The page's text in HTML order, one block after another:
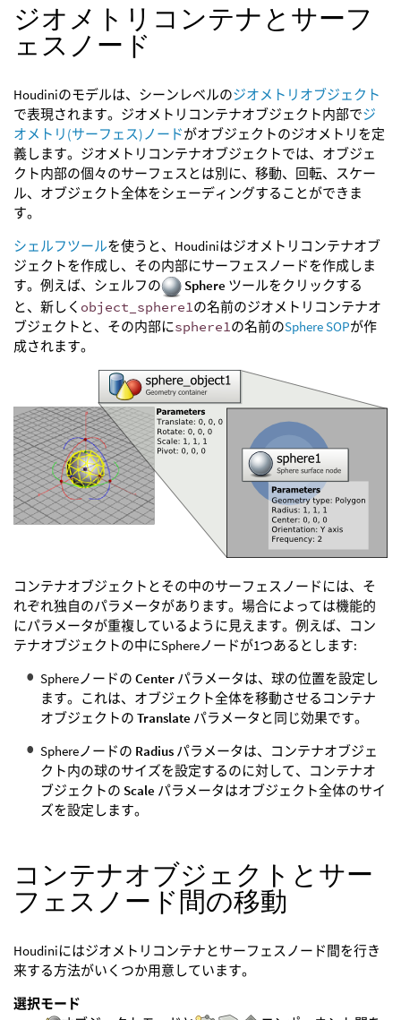
ジオメトリコンテナとサーフ
ェスノード
Houdiniのモデルは、シーンレベルのジオメトリオブジェクト
で表現されます。ジオメトリコンテナオブジェクト内部でジ
オメトリ(サーフェス)ノードがオブジェクトのジオメトリを定
義します。ジオメトリコンテナオブジェクトでは、オブジェ
クト内部の個々のサーフェスとは別に、移動、回転、スケー
ル、オブジェクト全体をシェーディングすることができま
す。
シェルフツールを使うと、Houdiniはジオメトリコンテナオブ
ジェクトを作成し、その内部にサーフェスノードを作成しま
す。例えば、シェルフの
Sphere ツールをクリックする
と、新しく object_sphere1 の名前のジオメトリコンテナオ
ブジェクトと、その内部にsphere1 の名前のSphere SOPが作
成されます。
コンテナオブジェクトとその中のサーフェスノードには、そ
れぞれ独自のパラメータがあります。場合によっては機能的
にパラメータが重複しているように見えます。例えば、コン
テナオブジェクトの中にSphereノードが1つあるとします:
Sphereノードの Center パラメータは、球の位置を設定し
ます。これは、オブジェクト全体を移動させるコンテナ
オブジェクトの Translate パラメータと同じ効果です。
Sphereノードの Radius パラメータは、コンテナオブジェ
クト内の球のサイズを設定するのに対して、コンテナオ
ブジェクトの Scale パラメータはオブジェクト全体のサイ
ズを設定します。
コンテナオブジェクトとサー
フェスノード間の移動
Houdiniにはジオメトリコンテナとサーフェスノード間を行き
来する方法がいくつか用意しています。
選択モード